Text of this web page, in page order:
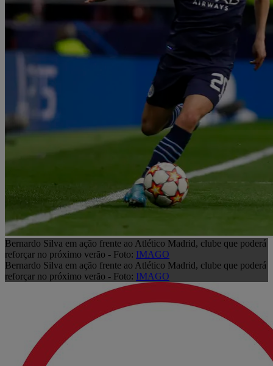
Bernardo Silva em ação frente ao Atlético Madrid, clube que poderá
reforçar no próximo verão - Foto: IMAGO
Bernardo Silva em ação frente ao Atlético Madrid, clube que poderá
reforçar no próximo verão - Foto: IMAGO